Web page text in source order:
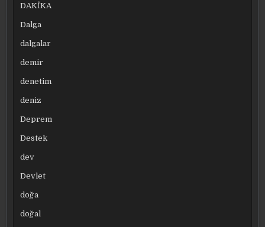
DAKİKA
Dalga
dalgalar
demir
denetim
deniz
Deprem
Destek
dev
Devlet
doğa
doğal